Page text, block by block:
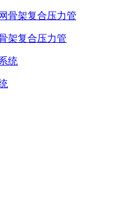
架复合压力管